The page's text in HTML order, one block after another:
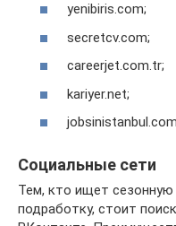
yenibiris.com;
secretcv.com;
careerjet.com.tr;
kariyer.net;
Социальные сети
Тем, кто ищет сезонную
подработку, стоит